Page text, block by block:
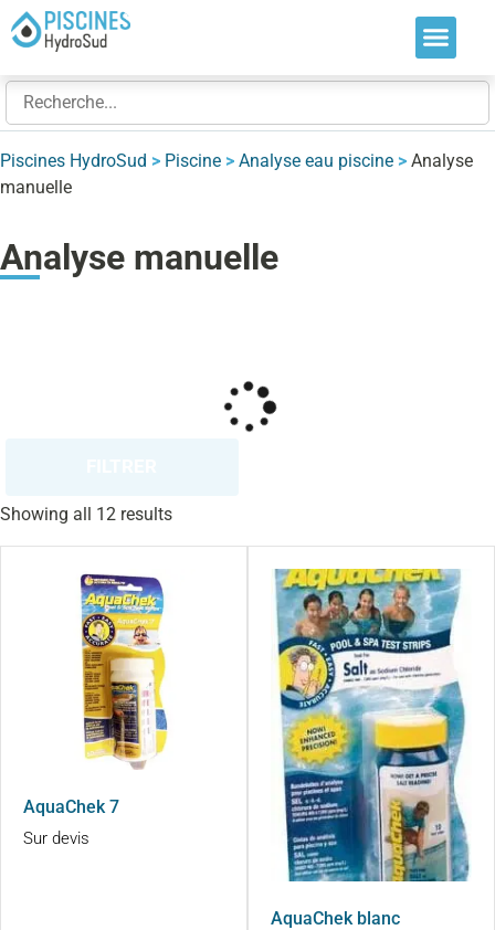
Piscines HydroSud > Piscine > Analyse eau piscine > Analyse
manuelle
Analyse manuelle
Showing all 12 results
AquaChek 7
Sur devis
AquaChek blanc